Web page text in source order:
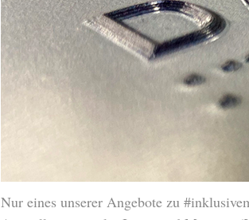
Nur eines unserer Angebote zu